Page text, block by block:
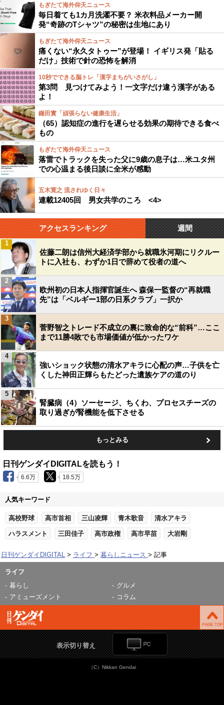
もぎたて海外仰天ニュース
毎日着ても1カ月洗濯不要？ 米衣料品メーカー開
発“奇跡のTシャツ”の秘密は生地にあり
もぎたて海外仰天ニュース
痛くない“永久タトゥー”が登場！ イギリス発「貼る
だけ」技術で針の恐怖を解消
10秒でできる脳トレ「漢字まちがいさがし」
第3問 見つけてみよう！一文字だけ違う漢字がある
よ！
鎌田實「頑張らない健康生活」
（65）認知症の進行を遅らせる効果の期待できる食べ
もの
もぎたて海外仰天ニュース
落雷でトラックを失った父に9歳の息子は…米ユタ州
での心温まる後日談に全米が感動
五木寛之 流されゆく日々
連載12405回 男女共学のころ <4>
アクセスランキング 週間
佐藤二朗は信州大経済学部から就職氷河期にリクルー
トに入社も、わずか1日で辞めて役者の道へ
1
欧州初の日本人指揮官誕生へ 森保一監督の“再就職
先”は「ベルギー1部の日系クラブ」一択か
2
菅野智之トレード不成立の裏に致命的な“前科”…ここ
まで11勝4敗でも市場価値が低かったワケ
3
強いショック状態の清水アキラに心配の声…子供を亡
くした神田正輝らもたどった遺族ケアの道のり
4
腎臓病（4）ソーセージ、ちくわ、プロセスチーズの
取り過ぎが腎機能を低下させる
5
もっとみる
日刊ゲンダイDIGITALを読もう！
6.6万 18.5万
人気キーワード
高校野球 高市首相 三山凌輝 青木歌音 清水アキラ
ハラスメント 三田佳子 高市政権 高市早苗 大岩剛
日刊ゲンダイDIGITAL ライフ 暮らしニュース 記事
ライフ
暮らし
グルメ
アミューズメント
コラム
表示切り替え
（C）Nikkan Gendai